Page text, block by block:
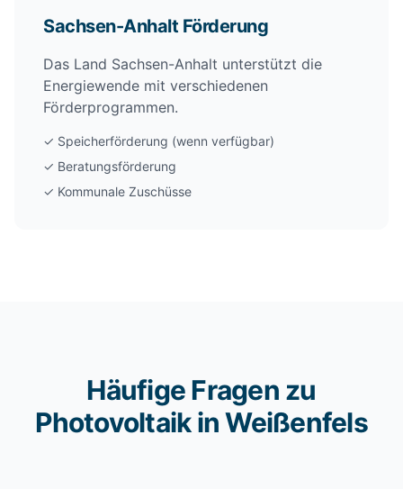
Sachsen-Anhalt Förderung
Das Land Sachsen-Anhalt unterstützt die
Energiewende mit verschiedenen
Förderprogrammen.
✓ Speicherförderung (wenn verfügbar)
✓ Beratungsförderung
✓ Kommunale Zuschüsse
Häufige Fragen zu
Photovoltaik in Weißenfels